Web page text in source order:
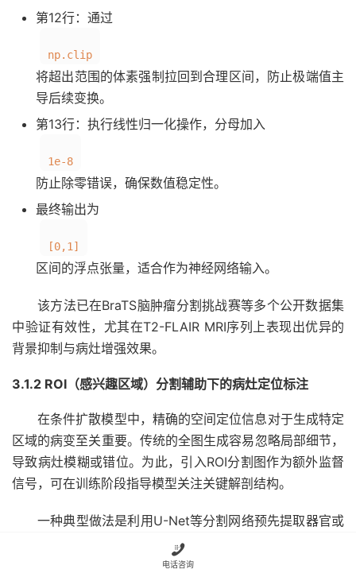
第12行：通过
np.clip
将超出范围的体素强制拉回到合理区间，防止极端值主
导后续变换。
第13行：执行线性归一化操作，分母加入
1e-8
防止除零错误，确保数值稳定性。
最终输出为
[0,1]
区间的浮点张量，适合作为神经网络输入。
该方法已在BraTS脑肿瘤分割挑战赛等多个公开数据集
中验证有效性，尤其在T2-FLAIR MRI序列上表现出优异的
背景抑制与病灶增强效果。
3.1.2 ROI（感兴趣区域）分割辅助下的病灶定位标注
在条件扩散模型中，精确的空间定位信息对于生成特定
区域的病变至关重要。传统的全图生成容易忽略局部细节，
导致病灶模糊或错位。为此，引入ROI分割图作为额外监督
信号，可在训练阶段指导模型关注关键解剖结构。
一种典型做法是利用U-Net等分割网络预先提取器官或
病灶掩码，再将其编码为通道化的空间条件图（spatial
conditioning map）。例如，在肝脏CT图像生成任务中，

电话咨询